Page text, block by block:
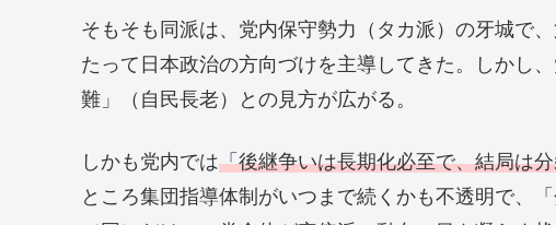
そもそも同派は、党内保守勢力（タカ派）の牙城で
たって日本政治の方向づけを主導してきた。しかし
難」（自民長老）との見方が広がる。
しかも党内では「後継争いは長期化必至で、結局は
ところ集団指導体制がいつまで続くかも不透明で、